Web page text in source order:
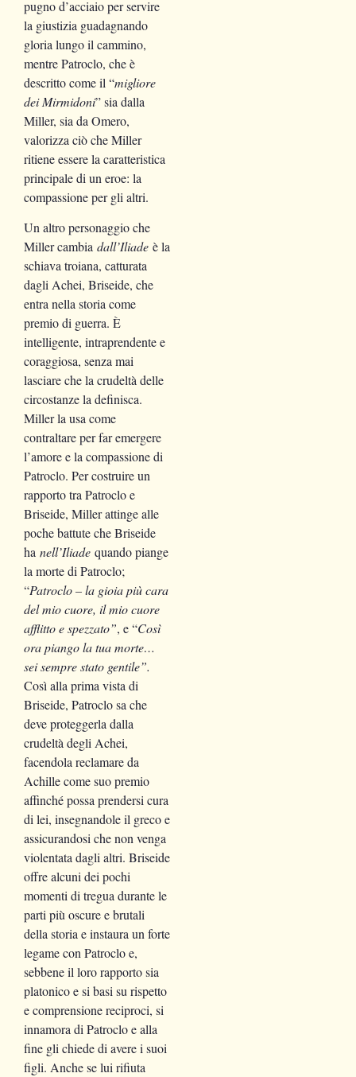
pugno d’acciaio per servire
la giustizia guadagnando
gloria lungo il cammino,
mentre Patroclo, che è
descritto come il “migliore
dei Mirmidoni” sia dalla
Miller, sia da Omero,
valorizza ciò che Miller
ritiene essere la caratteristica
principale di un eroe: la
compassione per gli altri.
Un altro personaggio che
Miller cambia dall’Iliade è la
schiava troiana, catturata
dagli Achei, Briseide, che
entra nella storia come
premio di guerra. È
intelligente, intraprendente e
coraggiosa, senza mai
lasciare che la crudeltà delle
circostanze la definisca.
Miller la usa come
contraltare per far emergere
l’amore e la compassione di
Patroclo. Per costruire un
rapporto tra Patroclo e
Briseide, Miller attinge alle
poche battute che Briseide
ha nell’Iliade quando piange
la morte di Patroclo;
“Patroclo – la gioia più cara
del mio cuore, il mio cuore
afflitto e spezzato”, e “Così
ora piango la tua morte…
sei sempre stato gentile”.
Così alla prima vista di
Briseide, Patroclo sa che
deve proteggerla dalla
crudeltà degli Achei,
facendola reclamare da
Achille come suo premio
affinché possa prendersi cura
di lei, insegnandole il greco e
assicurandosi che non venga
violentata dagli altri. Briseide
offre alcuni dei pochi
momenti di tregua durante le
parti più oscure e brutali
della storia e instaura un forte
legame con Patroclo e,
sebbene il loro rapporto sia
platonico e si basi su rispetto
e comprensione reciproci, si
innamora di Patroclo e alla
fine gli chiede di avere i suoi
figli. Anche se lui rifiuta